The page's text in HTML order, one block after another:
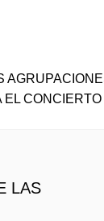
LAS